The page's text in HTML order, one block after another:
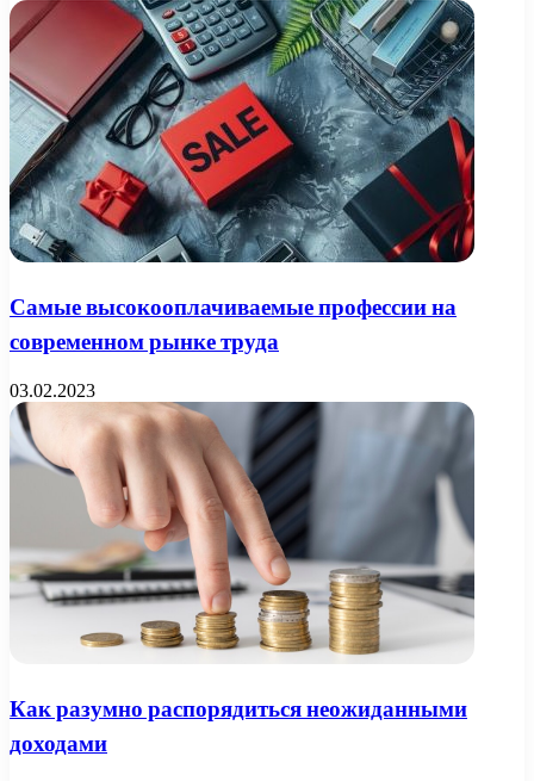
Самые высокооплачиваемые профессии на
современном рынке труда
03.02.2023
Как разумно распорядиться неожиданными
доходами